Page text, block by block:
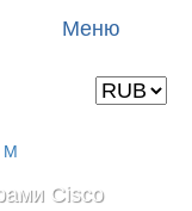
Меню
Cisco
C